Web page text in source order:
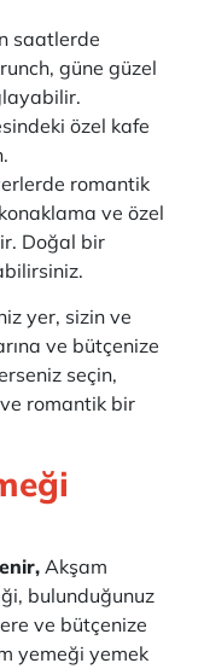
saatlerde
güne güzel
özel kafe
romantik
ve özel
Doğal bir
yer, sizin ve
ve bütçenize
seçin,
romantik bir
Akşam
bulunduğunuz
ve bütçenize
yemeği yemek